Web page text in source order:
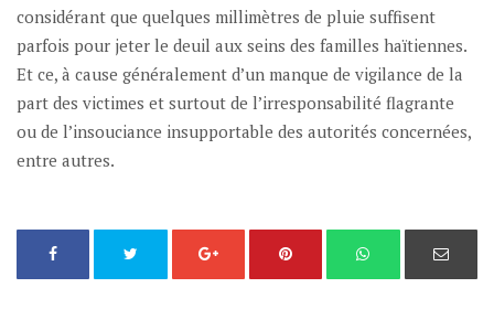
considérant que quelques millimètres de pluie suffisent
parfois pour jeter le deuil aux seins des familles haïtiennes.
Et ce, à cause généralement d’un manque de vigilance de la
part des victimes et surtout de l’irresponsabilité flagrante
ou de l’insouciance insupportable des autorités concernées,
entre autres.